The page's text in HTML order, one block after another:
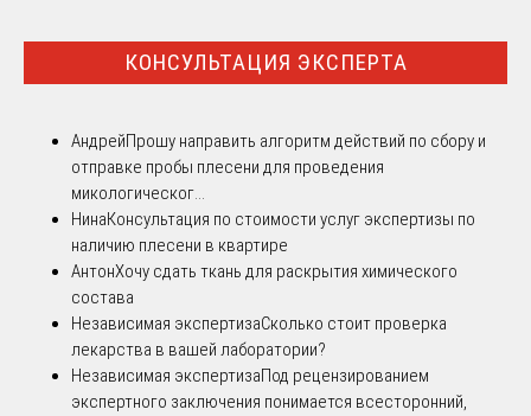
КОНСУЛЬТАЦИЯ ЭКСПЕРТА
АндрейПрошу направить алгоритм действий по сбору и
отправке пробы плесени для проведения
микологическог...
НинаКонсультация по стоимости услуг экспертизы по
наличию плесени в квартире
АнтонХочу сдать ткань для раскрытия химического
состава
Независимая экспертизаСколько стоит проверка
лекарства в вашей лаборатории?
Независимая экспертизаПод рецензированием
экспертного заключения понимается всесторонний,